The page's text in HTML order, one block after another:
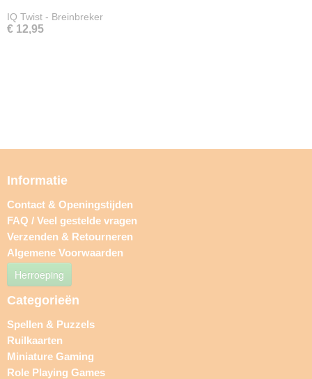
IQ Twist - Breinbreker
€ 12,95
Informatie
Contact & Openingstijden
FAQ / Veel gestelde vragen
Verzenden & Retourneren
Algemene Voorwaarden
Herroeping
Categorieën
Spellen & Puzzels
Ruilkaarten
Miniature Gaming
Role Playing Games